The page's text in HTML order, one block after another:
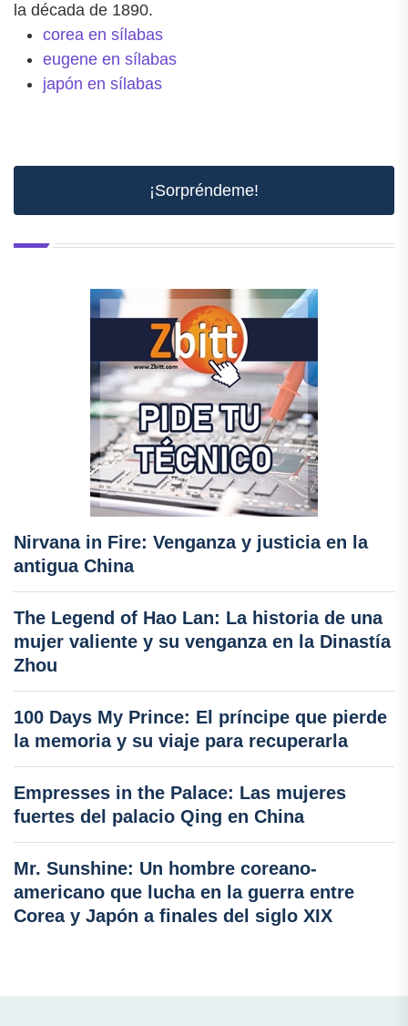
la década de 1890.
corea en sílabas
eugene en sílabas
japón en sílabas
¡Sorpréndeme!
Nirvana in Fire: Venganza y justicia en la
antigua China
The Legend of Hao Lan: La historia de una
mujer valiente y su venganza en la Dinastía
Zhou
100 Days My Prince: El príncipe que pierde
la memoria y su viaje para recuperarla
Empresses in the Palace: Las mujeres
fuertes del palacio Qing en China
Mr. Sunshine: Un hombre coreano-
americano que lucha en la guerra entre
Corea y Japón a finales del siglo XIX